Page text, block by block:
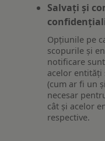
Salvați și
Opțiunile pe
scopurile și
notificare
acelor entități
(cum ar fi un
necesar
cât și acelor
respective.